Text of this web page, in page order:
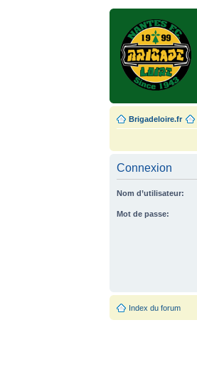
Brigadeloire.fr
Connexion
Nom d’utilisateur:
Mot de passe:
Index du forum